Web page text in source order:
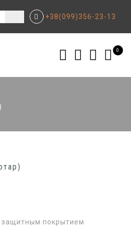
+38(099)356-23-13
0
защитным покрытием